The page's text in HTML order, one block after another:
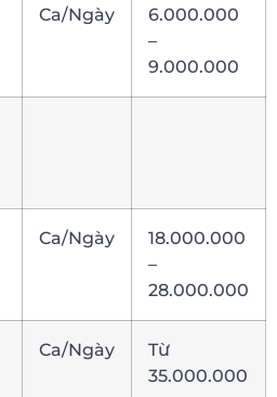
Ca/Ngày
6.000.000
–
9.000.000
Ca/Ngày
18.000.000
–
28.000.000
Ca/Ngày
Từ
35.000.000